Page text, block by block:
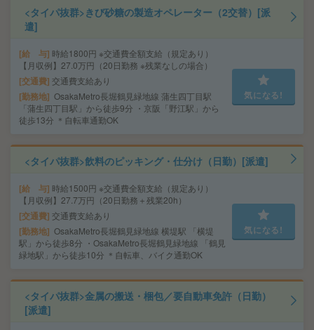
<タイパ抜群>きび砂糖の製造オペレーター（2交替）[派
遣]
給 与 時給1800円 ※交通費全額支給（規定あり）
【月収例】27.0万円（20日勤務 ※残業なしの場合）
交通費 交通費支給あり
勤務地 OsakaMetro長堀鶴見緑地線 蒲生四丁目駅
「蒲生四丁目駅」から徒歩9分 ・京阪「野江駅」から
徒歩13分 ＊自転車通勤OK
気になる!
<タイパ抜群>飲料のピッキング・仕分け（日勤）[派遣]
給 与 時給1500円 ※交通費全額支給（規定あり）
【月収例】27.7万円（20日勤務＋残業20h）
交通費 交通費支給あり
勤務地 OsakaMetro長堀鶴見緑地線 横堤駅 「横堤
駅」から徒歩8分 ・OsakaMetro長堀鶴見緑地線 「鶴見
緑地駅」から徒歩10分 ＊自転車、バイク通勤OK
気になる!
<タイパ抜群>金属の搬送・梱包／要自動車免許（日勤）
[派遣]